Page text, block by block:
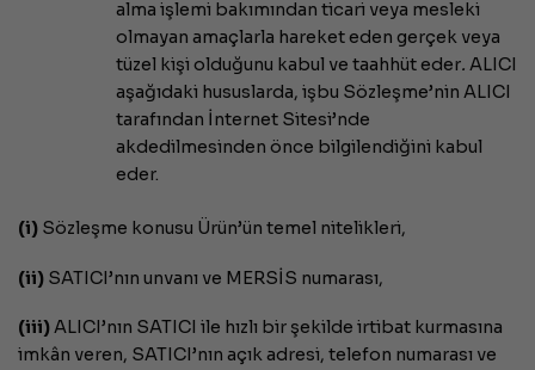
alma işlemi bakımından ticari veya mesleki
olmayan amaçlarla hareket eden gerçek veya
tüzel kişi olduğunu kabul ve taahhüt eder. ALICI
aşağıdaki hususlarda, işbu Sözleşme’nin ALICI
tarafından İnternet Sitesi’nde
akdedilmesinden önce bilgilendiğini kabul
eder.
(i) Sözleşme konusu Ürün’ün temel nitelikleri,
(ii) SATICI’nın unvanı ve MERSİS numarası,
(iii)ALICI’nın SATICI ile hızlı bir şekilde irtibat kurmasına
imkân veren, SATICI’nın açık adresi, telefon numarası ve